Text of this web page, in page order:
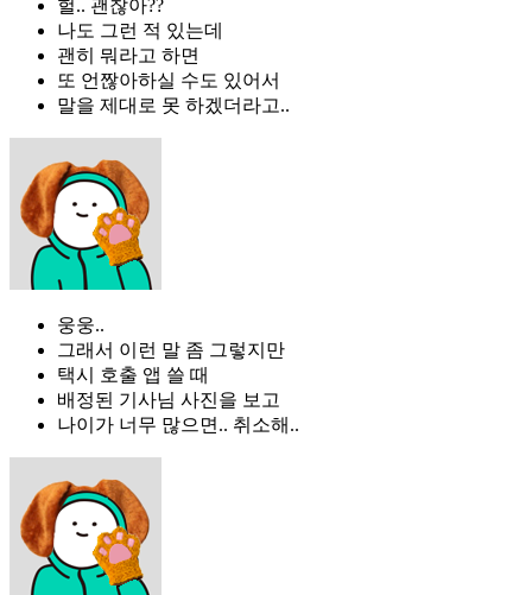
헐.. 괜찮아??
나도 그런 적 있는데
괜히 뭐라고 하면
또 언짢아하실 수도 있어서
말을 제대로 못 하겠더라고..
웅웅..
그래서 이런 말 좀 그렇지만
택시 호출 앱 쓸 때
배정된 기사님 사진을 보고
나이가 너무 많으면.. 취소해..